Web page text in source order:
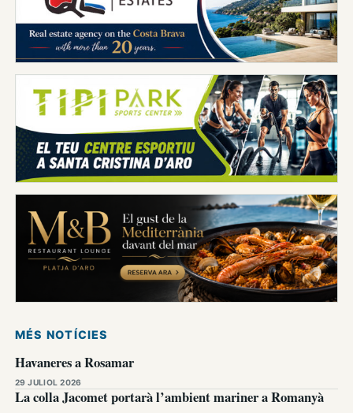
MÉS NOTÍCIES
Havaneres a Rosamar
29 JULIOL 2026
La colla Jacomet portarà l’ambient mariner a Romanyà